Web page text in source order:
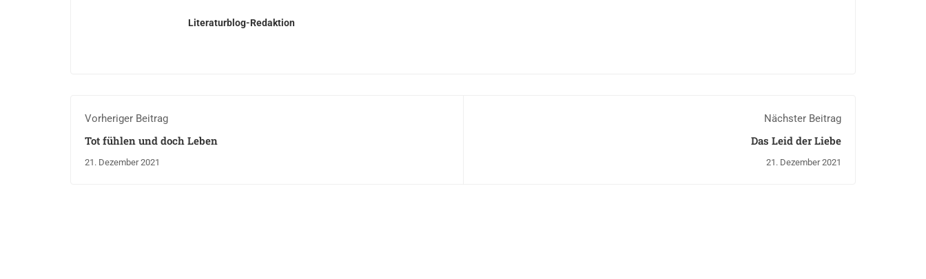
Literaturblog-Redaktion
Vorheriger Beitrag
Tot fühlen und doch Leben
21. Dezember 2021
Nächster Beitrag
Das Leid der Liebe
21. Dezember 2021